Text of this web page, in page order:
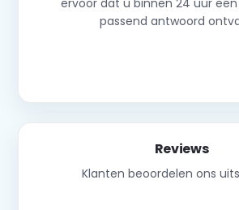
passend antwoord
Reviews
Klanten beoordelen ons